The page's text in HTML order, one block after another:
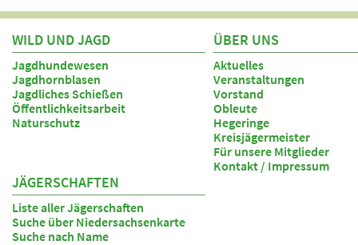
WILD UND JAGD
Jagdhundewesen
Jagdhornblasen
Jagdliches Schießen
Öffentlichkeitsarbeit
Naturschutz
ÜBER UNS
Aktuelles
Veranstaltungen
Vorstand
Obleute
Hegeringe
Kreisjägermeister
Für unsere Mitglieder
Kontakt / Impressum
JÄGERSCHAFTEN
Liste aller Jägerschaften
Suche über Niedersachsenkarte
Suche nach Name